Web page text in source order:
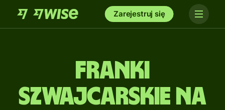
Zarejestruj się
Franki
szwajcarskie na